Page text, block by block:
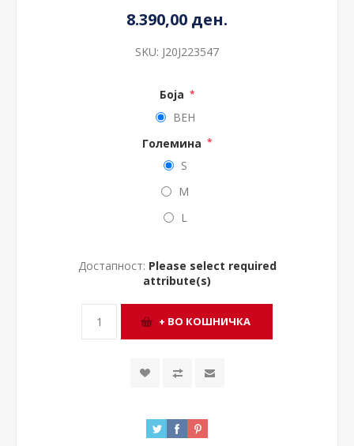
8.390,00 ден.
SKU: J20J223547
Боја *
BEH
Големина *
S
M
L
Достапност: Please select required
attribute(s)